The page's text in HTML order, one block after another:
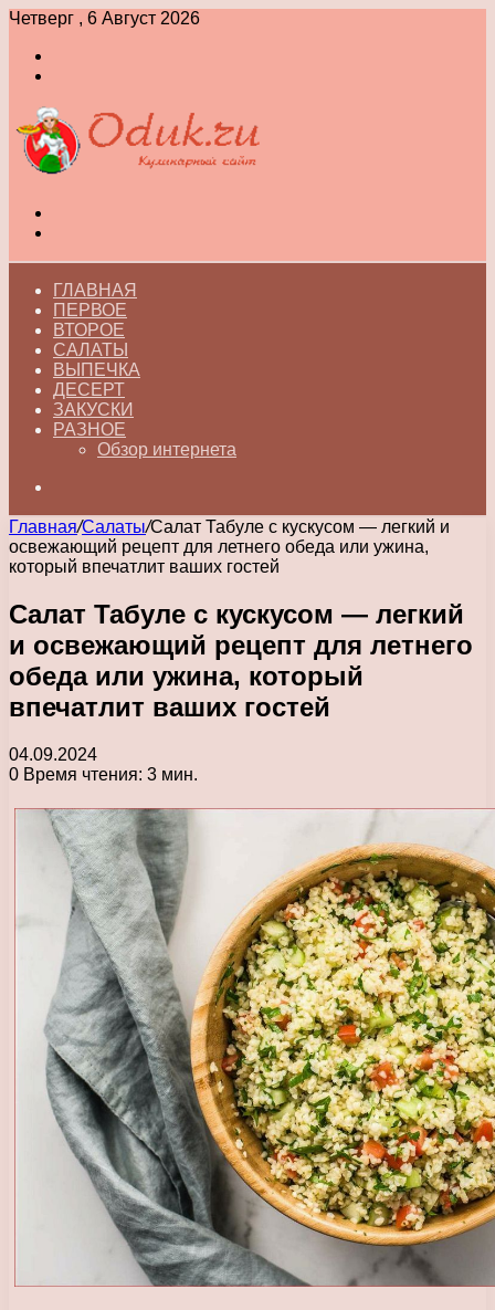
Четверг , 6 Август 2026
ГЛАВНАЯ
ПЕРВОЕ
ВТОРОЕ
САЛАТЫ
ВЫПЕЧКА
ДЕСЕРТ
ЗАКУСКИ
РАЗНОЕ
Обзор интернета
Главная/Салаты/Салат Табуле с кускусом — легкий и
освежающий рецепт для летнего обеда или ужина,
который впечатлит ваших гостей
Салат Табуле с кускусом — легкий
и освежающий рецепт для летнего
обеда или ужина, который
впечатлит ваших гостей
04.09.2024
0 Время чтения: 3 мин.